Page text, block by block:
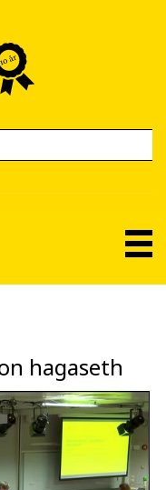
hagaseth